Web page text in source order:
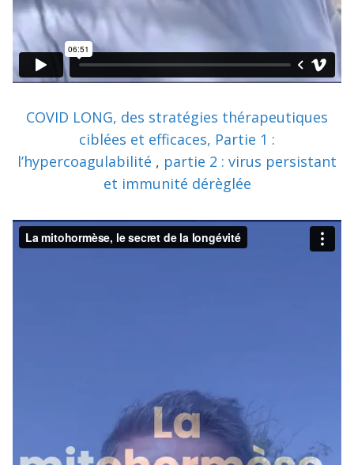
COVID LONG, des stratégies thérapeutiques
ciblées et efficaces, Partie 1 :
l’hypercoagulabilité , partie 2 : virus persistant
et immunité dérèglée